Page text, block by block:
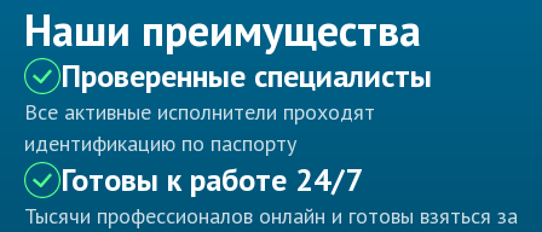
Наши преимущества
Проверенные специалисты
Все активные исполнители проходят
идентификацию по паспорту
Готовы к работе 24/7
Тысячи профессионалов онлайн и готовы взяться за